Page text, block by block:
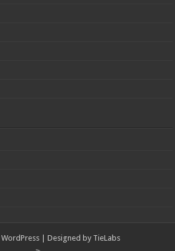
WordPress | Designed by TieLabs